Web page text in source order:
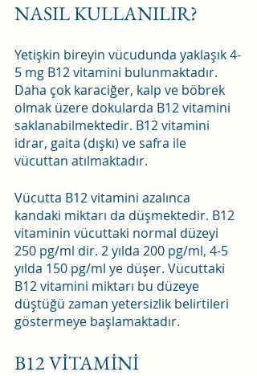
NASIL KULLANILIR?
Yetişkin bireyin vücudunda yaklaşık 4-
5 mg B12 vitamini bulunmaktadır.
Daha çok karaciğer, kalp ve böbrek
olmak üzere dokularda B12 vitamini
saklanabilmektedir. B12 vitamini
idrar, gaita (dışkı) ve safra ile
vücuttan atılmaktadır.
Vücutta B12 vitamini azalınca
kandaki miktarı da düşmektedir. B12
vitaminin vücuttaki normal düzeyi
250 pg/ml dir. 2 yılda 200 pg/ml, 4-5
yılda 150 pg/ml ye düşer. Vücuttaki
B12 vitamini miktarı bu düzeye
düştüğü zaman yetersizlik belirtileri
göstermeye başlamaktadır.
B12 VİTAMİNİ